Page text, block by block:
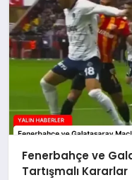
Fenerbahçe ve
Tartışmalı Kararlar